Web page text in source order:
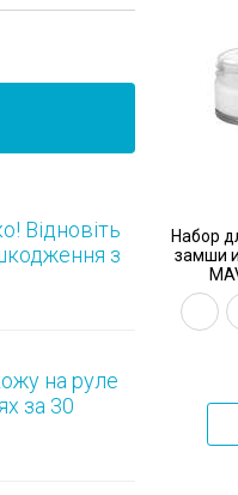
Набор
замши
Відновіть
з
на руле
за 30